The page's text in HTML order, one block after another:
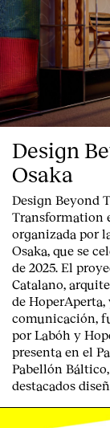
Design
Osaka
Design Beyond
Transformation
organizada por
Osaka , que se
de 2025 . El
Catalano ,
de HoperAperta,
comunicación,
porLabóh y
presenta en el
Pabellón Báltico
destacados